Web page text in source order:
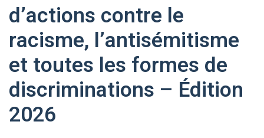
d’actions contre le
racisme, l’antisémitisme
et toutes les formes de
discriminations – Édition
2026